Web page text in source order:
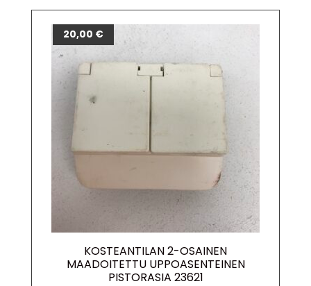
KOSTEANTILAN 2-OSAINEN
MAADOITETTU UPPOASENTEINEN
PISTORASIA 23621
20,00 €